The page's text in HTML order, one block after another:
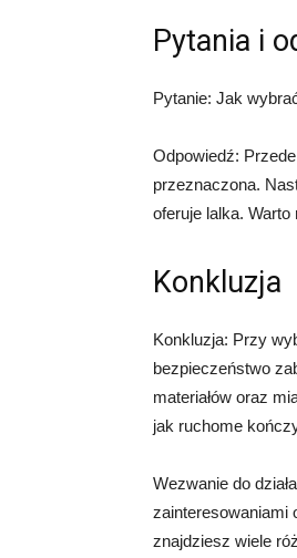
Pytania i
Pytanie: Jak
Odpowiedź:
przeznaczona.
oferuje lalka.
Konkluzja
Konkluzja: Przy
bezpieczeństwo
materiałów oraz
jak ruchome
Wezwanie do
zainteresowaniami
znajdziesz wiele